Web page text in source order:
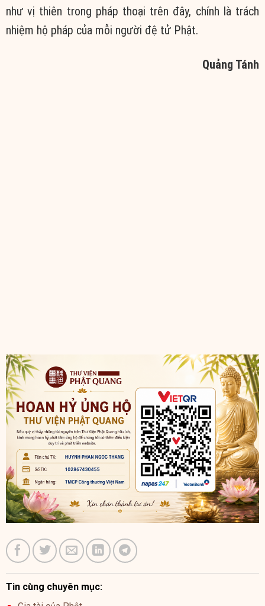
như vị thiên trong pháp thoại trên đây, chính là trách
nhiệm hộ pháp của mỗi người đệ tử Phật.
Quảng Tánh
Tin cùng chuyên mục: